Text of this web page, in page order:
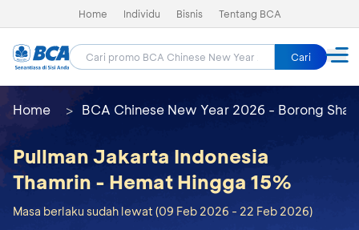
Home Individu Bisnis Tentang BCA
Cari
Home BCA Chinese New Year 2026 - Borong Shay
Pullman Jakarta Indonesia
Thamrin - Hemat Hingga 15%
Masa berlaku sudah lewat (09 Feb 2026 - 22 Feb 2026)